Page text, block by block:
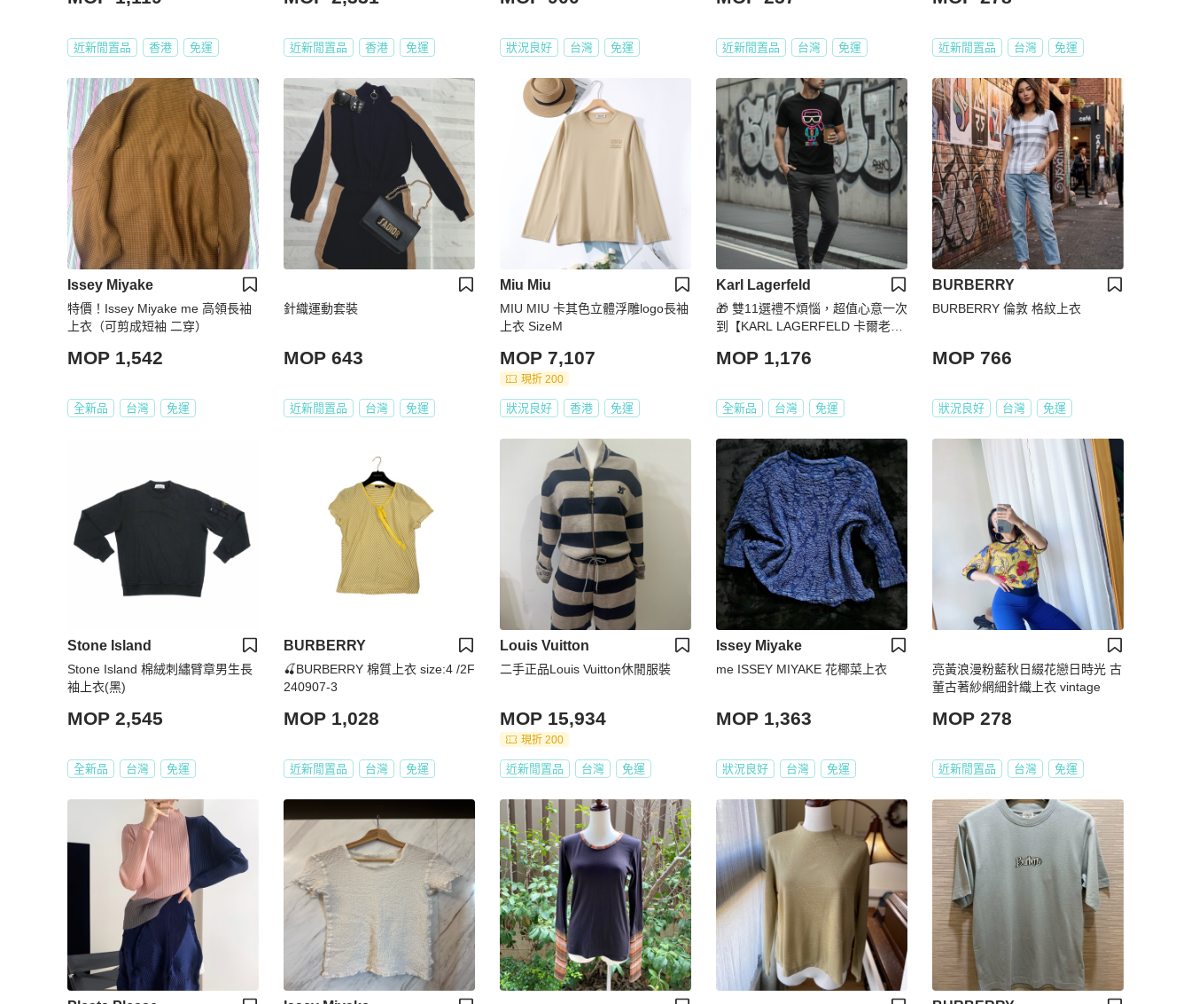
近新閒置品 香港 免運 近新閒置品 香港 免運 狀況良好 台灣 免運 近新閒置品 台灣 免運 近新閒置品 台灣 免運
Issey Miyake
特價！Issey Miyake me 高領長袖
上衣（可剪成短袖 二穿）
MOP 1,542
全新品 台灣 免運
針織運動套裝
MOP 643
近新閒置品 台灣 免運
Miu Miu
MIU MIU 卡其色立體浮雕logo長袖
上衣 SizeM
MOP 7,107
現折 200
狀況良好 香港 免運
Karl Lagerfeld
🎁 雙11選禮不煩惱，超值心意一次
到【KARL LAGERFELD 卡爾老佛
MOP 1,176
全新品 台灣 免運
BURBERRY
BURBERRY 倫敦 格紋上衣
MOP 766
狀況良好 台灣 免運
Stone Island
Stone Island 棉絨刺繡臂章男生長
袖上衣(黑)
MOP 2,545
全新品 台灣 免運
BURBERRY
🍒BURBERRY 棉質上衣 size:4 /2F
240907-3
MOP 1,028
近新閒置品 台灣 免運
Louis Vuitton
二手正品Louis Vuitton休閒服裝
MOP 15,934
現折 200
近新閒置品 台灣 免運
Issey Miyake
me ISSEY MIYAKE 花椰菜上衣
MOP 1,363
狀況良好 台灣 免運
亮黃浪漫粉藍秋日綴花戀日時光 古
董古著紗網細針織上衣 vintage
MOP 278
近新閒置品 台灣 免運